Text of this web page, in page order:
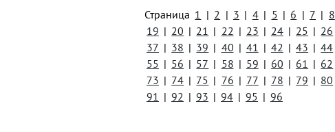
Страница 1 | 2 | 3 | 4 | 5 | 6 | 7 | 8
19 | 20 | 21 | 22 | 23 | 24 | 25 | 26
37 | 38 | 39 | 40 | 41 | 42 | 43 | 44
55 | 56 | 57 | 58 | 59 | 60 | 61 | 62
73 | 74 | 75 | 76 | 77 | 78 | 79 | 80
91 | 92 | 93 | 94 | 95 | 96